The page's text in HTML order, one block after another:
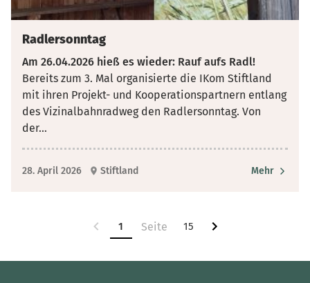
Radlersonntag
Am 26.04.2026 hieß es wieder: Rauf aufs Radl!
Bereits zum 3. Mal organisierte die IKom Stiftland
mit ihren Projekt- und Kooperationspartnern entlang
des Vizinalbahnradweg den Radlersonntag. Von
der...
28. April 2026 Stiftland Mehr
1 15